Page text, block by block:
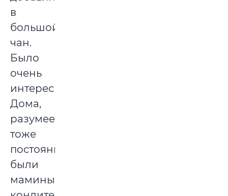
в
большой
чан.
Было
очень
интересно!
Дома,
разумеется,
тоже
постоянно
были
мамины